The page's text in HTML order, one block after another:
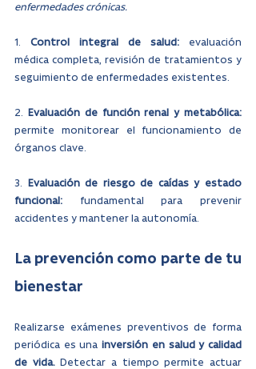
enfermedades crónicas.
1. Control integral de salud: evaluación
médica completa, revisión de tratamientos y
seguimiento de enfermedades existentes.
2.
permite monitorear el funcionamiento de
órganos clave.
3.
Evaluación de riesgo de caídas y estado
funcional:
fundamental para prevenir
accidentes y mantener la autonomía.
La prevención como parte de tu
bienestar
Realizarse exámenes preventivos de forma
periódica es una inversión en salud y calidad
de vida. Detectar a tiempo permite actuar